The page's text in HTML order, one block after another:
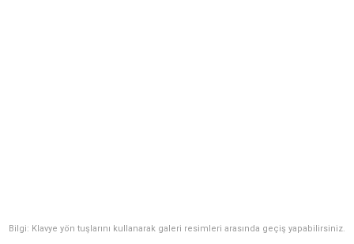
Bilgi: Klavye yön tuşlarını kullanarak galeri resimleri arasında geçiş yapabilirsiniz.